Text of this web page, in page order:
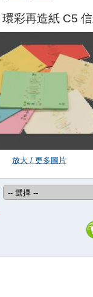
彩再造紙 C5
放大 / 更多圖片